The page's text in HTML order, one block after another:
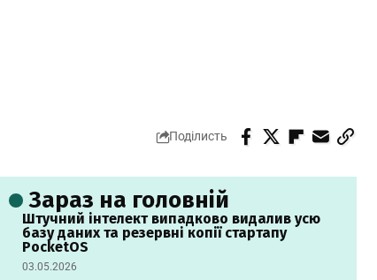
Поділисть
Зараз на головній
Штучний інтелект випадково видалив усю
базу даних та резервні копії стартапу
PocketOS
03.05.2026